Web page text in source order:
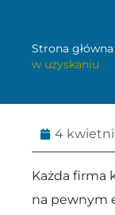
Strona główna
w uzyskaniu
4
Każda firma
na pewnym